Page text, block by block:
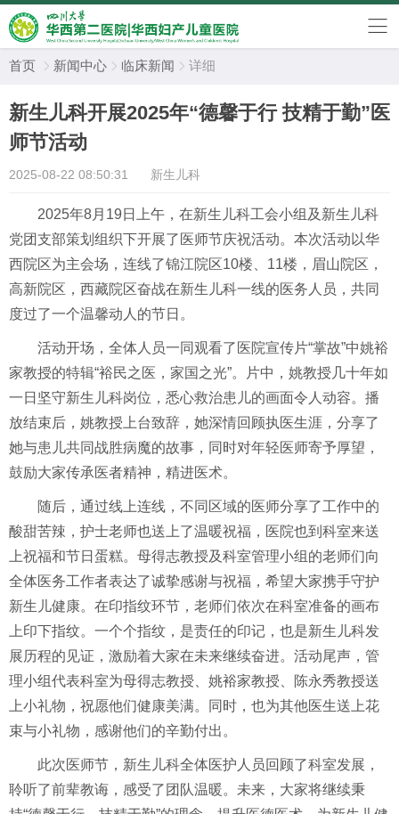
首页  新闻中心  临床新闻  详细
新生儿科开展2025年“德馨于行 技精于勤”医
师节活动
2025-08-22 08:50:31 新生儿科
2025年8月19日上午，在新生儿科工会小组及新生儿科
党团支部策划组织下开展了医师节庆祝活动。本次活动以华
西院区为主会场，连线了锦江院区10楼、11楼，眉山院区，
高新院区，西藏院区奋战在新生儿科一线的医务人员，共同
度过了一个温馨动人的节日。
活动开场，全体人员一同观看了医院宣传片“掌故”中姚裕
家教授的特辑“裕民之医，家国之光”。片中，姚教授几十年如
一日坚守新生儿科岗位，悉心救治患儿的画面令人动容。播
放结束后，姚教授上台致辞，她深情回顾执医生涯，分享了
她与患儿共同战胜病魔的故事，同时对年轻医师寄予厚望，
鼓励大家传承医者精神，精进医术。
随后，通过线上连线，不同区域的医师分享了工作中的
酸甜苦辣，护士老师也送上了温暖祝福，医院也到科室来送
上祝福和节日蛋糕。母得志教授及科室管理小组的老师们向
全体医务工作者表达了诚挚感谢与祝福，希望大家携手守护
新生儿健康。在印指纹环节，老师们依次在科室准备的画布
上印下指纹。一个个指纹，是责任的印记，也是新生儿科发
展历程的见证，激励着大家在未来继续奋进。活动尾声，管
理小组代表科室为母得志教授、姚裕家教授、陈永秀教授送
上小礼物，祝愿他们健康美满。同时，也为其他医生送上花
束与小礼物，感谢他们的辛勤付出。
此次医师节，新生儿科全体医护人员回顾了科室发展，
聆听了前辈教诲，感受了团队温暖。未来，大家将继续秉